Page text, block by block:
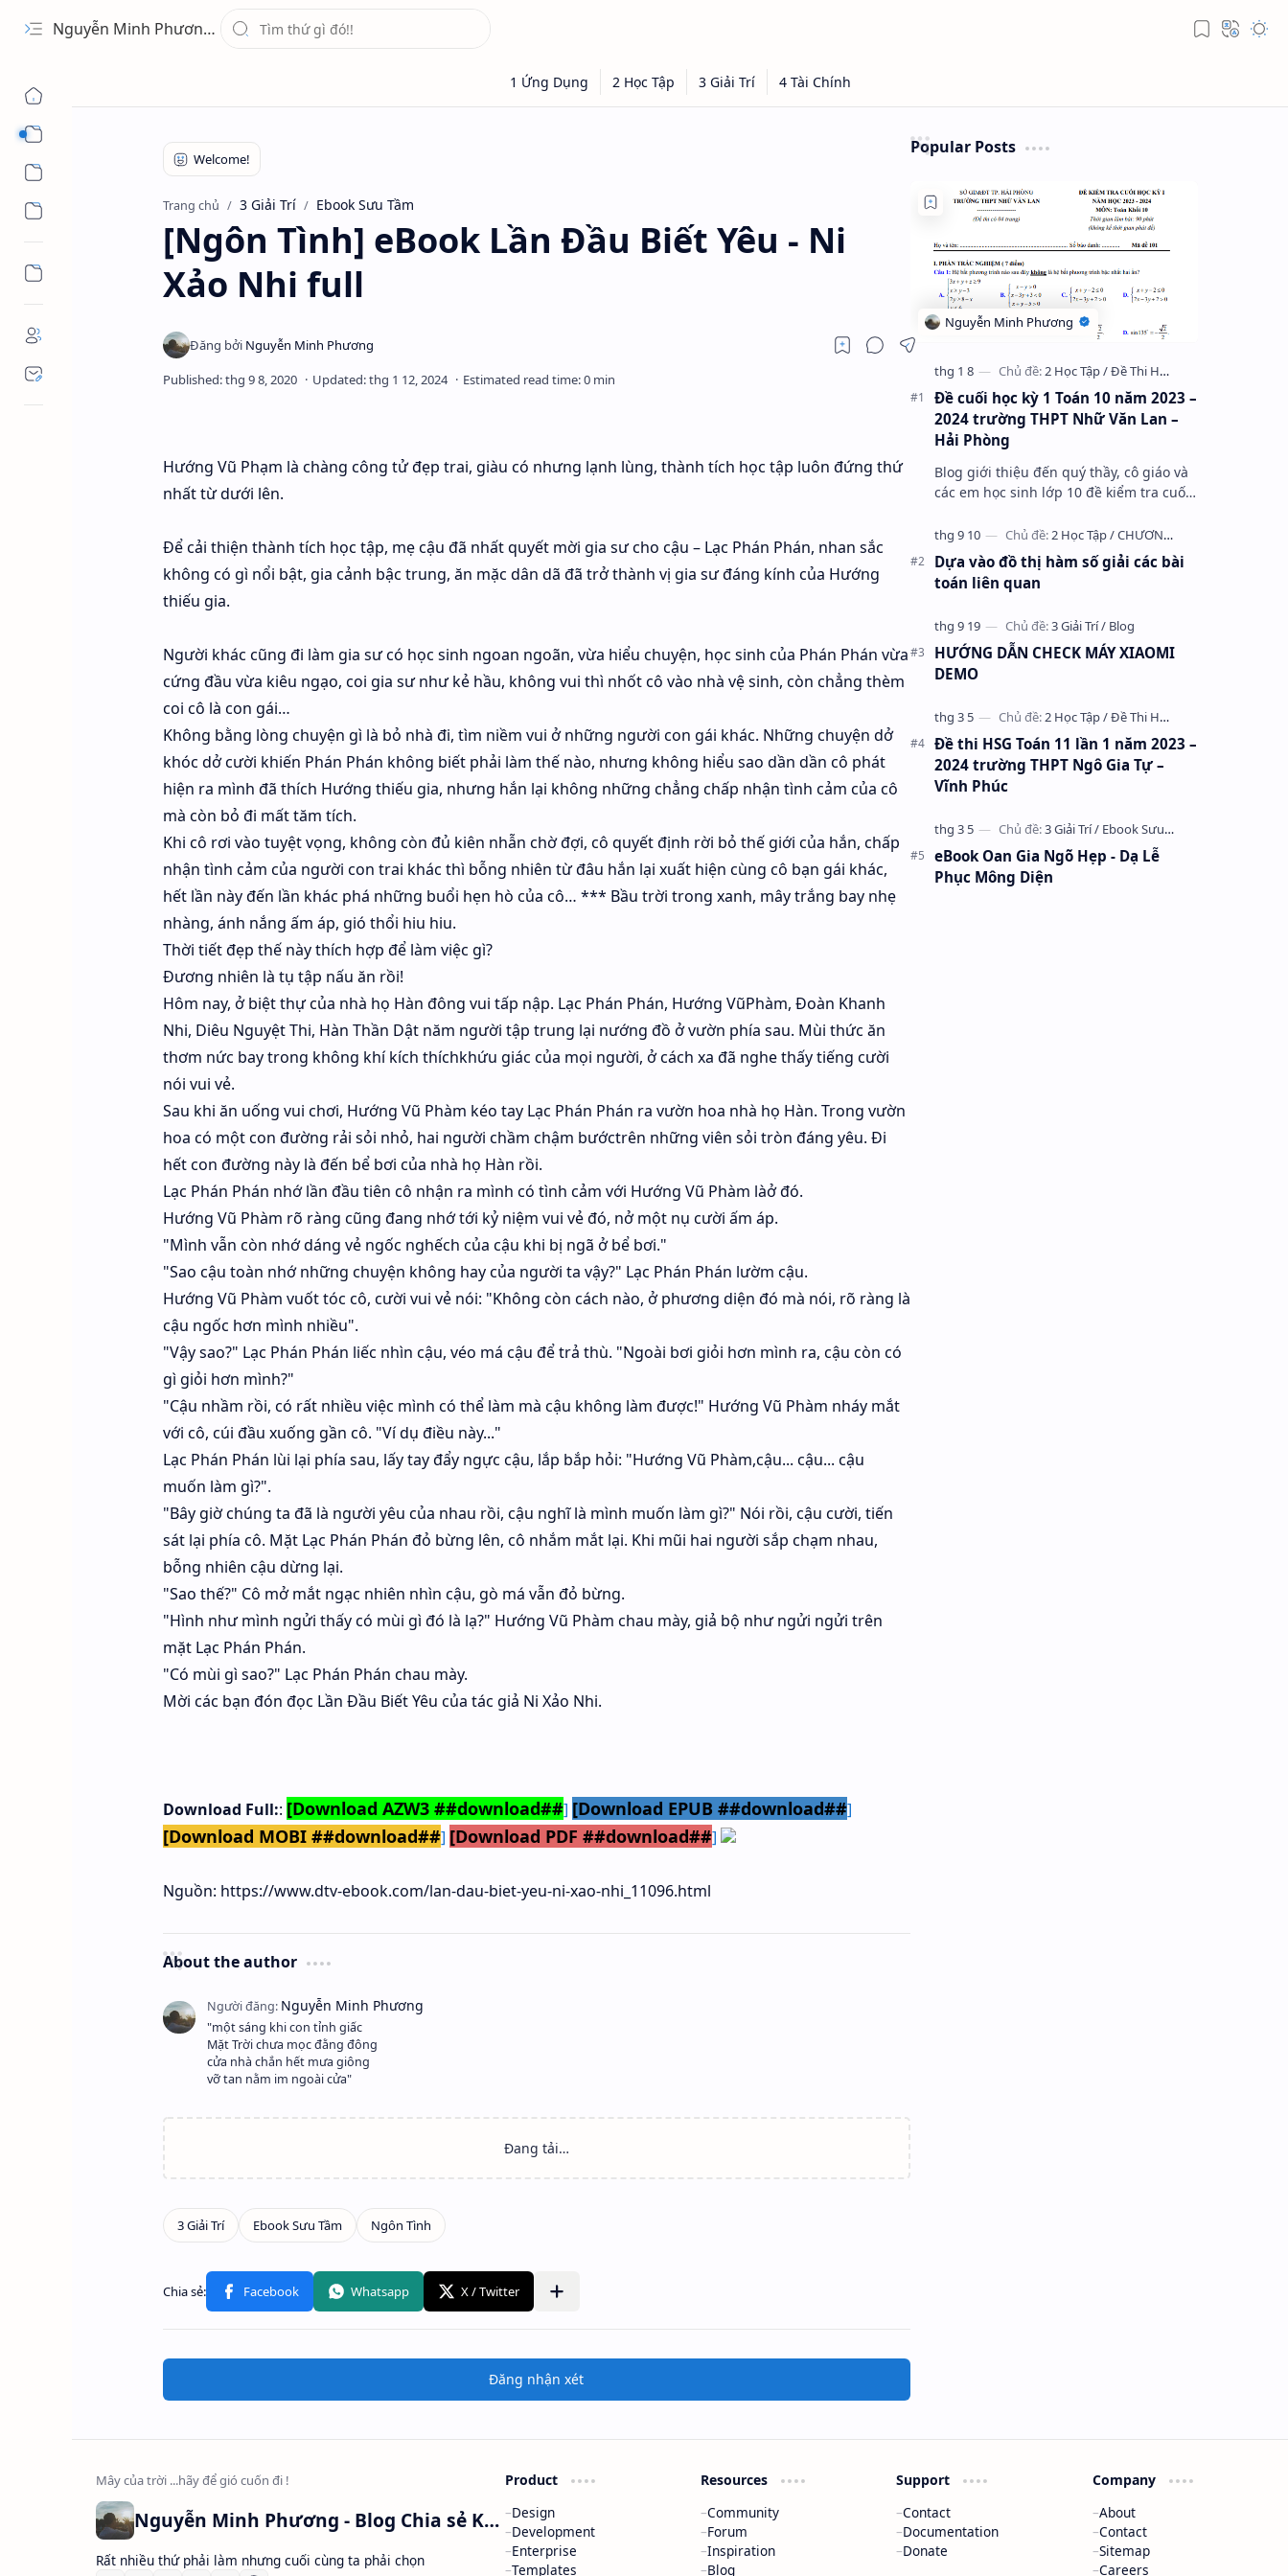
Nguyễn Minh Phương - Blog Chia sẻ Kiến thức Chứng khoán & Tài liệu Toán học
Trang chủ 3 Giải Trí Ebook Sưu Tầm
[Ngôn Tình] eBook Lần Đầu Biết Yêu - Ni
Xảo Nhi full
Hướng Vũ Phạm là chàng công tử đẹp trai, giàu có nhưng lạnh lùng, thành tích học tập luôn đứng thứ
nhất từ dưới lên.
Để cải thiện thành tích học tập, mẹ cậu đã nhất quyết mời gia sư cho cậu – Lạc Phán Phán, nhan sắc
không có gì nổi bật, gia cảnh bậc trung, ăn mặc dân dã đã trở thành vị gia sư đáng kính của Hướng
thiếu gia.
Người khác cũng đi làm gia sư có học sinh ngoan ngoãn, vừa hiểu chuyện, học sinh của Phán Phán vừa
cứng đầu vừa kiêu ngạo, coi gia sư như kẻ hầu, không vui thì nhốt cô vào nhà vệ sinh, còn chẳng thèm
coi cô là con gái…
Không bằng lòng chuyện gì là bỏ nhà đi, tìm niềm vui ở những người con gái khác. Những chuyện dở
khóc dở cười khiến Phán Phán không biết phải làm thế nào, nhưng không hiểu sao dần dần cô phát
hiện ra mình đã thích Hướng thiếu gia, nhưng hắn lại không những chẳng chấp nhận tình cảm của cô
mà còn bỏ đi mất tăm tích.
Khi cô rơi vào tuyệt vọng, không còn đủ kiên nhẫn chờ đợi, cô quyết định rời bỏ thế giới của hắn, chấp
nhận tình cảm của người con trai khác thì bỗng nhiên từ đâu hắn lại xuất hiện cùng cô bạn gái khác,
hết lần này đến lần khác phá những buổi hẹn hò của cô… *** Bầu trời trong xanh, mây trắng bay nhẹ
nhàng, ánh nắng ấm áp, gió thổi hiu hiu.
Thời tiết đẹp thế này thích hợp để làm việc gì?
Đương nhiên là tụ tập nấu ăn rồi!
Hôm nay, ở biệt thự của nhà họ Hàn đông vui tấp nập. Lạc Phán Phán, Hướng VũPhàm, Đoàn Khanh
Nhi, Diêu Nguyệt Thi, Hàn Thần Dật năm người tập trung lại nướng đồ ở vườn phía sau. Mùi thức ăn
thơm nức bay trong không khí kích thíchkhứu giác của mọi người, ở cách xa đã nghe thấy tiếng cười
nói vui vẻ.
Sau khi ăn uống vui chơi, Hướng Vũ Phàm kéo tay Lạc Phán Phán ra vườn hoa nhà họ Hàn. Trong vườn
hoa có một con đường rải sỏi nhỏ, hai người chầm chậm bướctrên những viên sỏi tròn đáng yêu. Đi
hết con đường này là đến bể bơi của nhà họ Hàn rồi.
Lạc Phán Phán nhớ lần đầu tiên cô nhận ra mình có tình cảm với Hướng Vũ Phàm làở đó.
Hướng Vũ Phàm rõ ràng cũng đang nhớ tới kỷ niệm vui vẻ đó, nở một nụ cười ấm áp.
"Mình vẫn còn nhớ dáng vẻ ngốc nghếch của cậu khi bị ngã ở bể bơi."
"Sao cậu toàn nhớ những chuyện không hay của người ta vậy?" Lạc Phán Phán lườm cậu.
Hướng Vũ Phàm vuốt tóc cô, cười vui vẻ nói: "Không còn cách nào, ở phương diện đó mà nói, rõ ràng là
cậu ngốc hơn mình nhiều".
"Vậy sao?" Lạc Phán Phán liếc nhìn cậu, véo má cậu để trả thù. "Ngoài bơi giỏi hơn mình ra, cậu còn có
gì giỏi hơn mình?"
"Cậu nhầm rồi, có rất nhiều việc mình có thể làm mà cậu không làm được!" Hướng Vũ Phàm nháy mắt
với cô, cúi đầu xuống gần cô. "Ví dụ điều này..."
Lạc Phán Phán lùi lại phía sau, lấy tay đẩy ngực cậu, lắp bắp hỏi: "Hướng Vũ Phàm,cậu... cậu... cậu
muốn làm gì?".
"Bây giờ chúng ta đã là người yêu của nhau rồi, cậu nghĩ là mình muốn làm gì?" Nói rồi, cậu cười, tiến
sát lại phía cô. Mặt Lạc Phán Phán đỏ bừng lên, cô nhắm mắt lại. Khi mũi hai người sắp chạm nhau,
bỗng nhiên cậu dừng lại.
"Sao thế?" Cô mở mắt ngạc nhiên nhìn cậu, gò má vẫn đỏ bừng.
"Hình như mình ngửi thấy có mùi gì đó là lạ?" Hướng Vũ Phàm chau mày, giả bộ như ngửi ngửi trên
mặt Lạc Phán Phán.
"Có mùi gì sao?" Lạc Phán Phán chau mày.
Mời các bạn đón đọc Lần Đầu Biết Yêu của tác giả Ni Xảo Nhi.
Download Full:: [Download AZW3 ##download##] [Download EPUB ##download##]
[Download MOBI ##download##] [Download PDF ##download##]
Nguồn: https://www.dtv-ebook.com/lan-dau-biet-yeu-ni-xao-nhi_11096.html
About the author
"một sáng khi con tỉnh giấc
Mặt Trời chưa mọc đằng đông
cửa nhà chắn hết mưa giông
vỡ tan nằm im ngoài cửa"
Đăng nhận xét
Popular Posts
Đề cuối học kỳ 1 Toán 10 năm 2023 –
2024 trường THPT Nhữ Văn Lan –
Hải Phòng
Blog giới thiệu đến quý thầy, cô giáo và
các em học sinh lớp 10 đề kiểm tra cuối
2024 trường THPT Nhữ Văn Lan, th…
Dựa vào đồ thị hàm số giải các bài
toán liên quan
HƯỚNG DẪN CHECK MÁY XIAOMI
DEMO
Đề thi HSG Toán 11 lần 1 năm 2023 –
2024 trường THPT Ngô Gia Tự –
Vĩnh Phúc
eBook Oan Gia Ngõ Hẹp - Dạ Lễ
Phục Mông Diện
Nguyễn Minh Phương - Blog Chia sẻ Kiến thức Chứng khoán & Tài liệu Toán học
Rất nhiều thứ phải làm nhưng cuối cùng ta phải chọn
Product
Design
Development
Enterprise
Templates
Resources
Community
Forum
Inspiration
Blog
Support
Contact
Documentation
Donate
Company
About
Contact
Sitemap
Careers